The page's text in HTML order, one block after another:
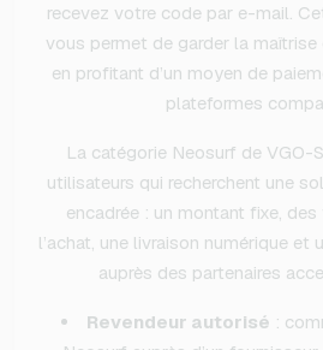
recevez votre code par e-mail.
vous permet de garder la
en profitant d’un moyen de
plateformes
La catégorie Neosurf de VGO-
utilisateurs qui recherchent une
encadrée : un montant fixe,
l’achat, une livraison numérique
auprès des partenaires
Revendeur autorisé :